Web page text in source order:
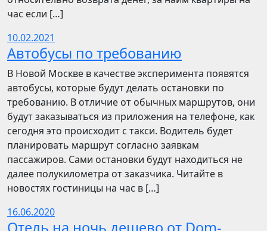
час если […]
10.02.2021
Автобусы по требованию
В Новой Москве в качестве эксперимента появятся
автобусы, которые будут делать остановки по
требованию. В отличие от обычных маршрутов, они
будут заказываться из приложения на телефоне, как
сегодня это происходит с такси. Водитель будет
планировать маршрут согласно заявкам
пассажиров. Сами остановки будут находиться не
далее полукилометра от заказчика. Читайте в
новостях гостиницы на час в […]
16.06.2020